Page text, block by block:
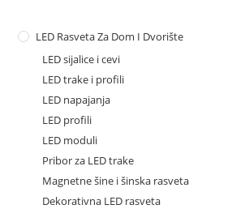
LED Rasveta Za Dom I Dvorište
LED sijalice i cevi
LED trake i profili
LED napajanja
LED profili
LED moduli
Pribor za LED trake
Magnetne šine i šinska rasveta
Dekorativna LED rasveta